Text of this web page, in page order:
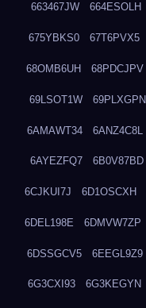
663467JW 664ESOLH
675YBKS0 67T6PVX5
68OMB6UH 68PDCJPV
69LSOT1W 69PLXGPN
6AMAWT34 6ANZ4C8L
6AYEZFQ7 6B0V87BD
6CJKUI7J 6D1OSCXH
6DEL198E 6DMVW7ZP
6DSSGCV5 6EEGL9Z9
6G3CXI93 6G3KEGYN